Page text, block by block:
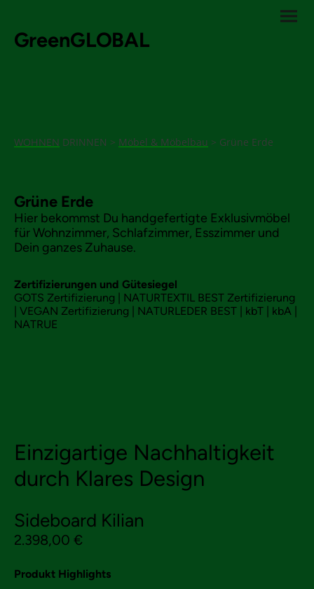
GreenGLOBAL
WOHNEN DRINNEN > Möbel & Möbelbau > Grüne Erde
Grüne Erde
Hier bekommst Du handgefertigte Exklusivmöbel
für Wohnzimmer, Schlafzimmer, Esszimmer und
Dein ganzes Zuhause.
Zertifizierungen und Gütesiegel
GOTS Zertifizierung | NATURTEXTIL BEST Zertifizierung
| VEGAN Zertifizierung | NATURLEDER BEST | kbT | kbA |
NATRUE
Einzigartige Nachhaltigkeit
durch Klares Design
Sideboard Kilian
2.398,00 €
Produkt Highlights